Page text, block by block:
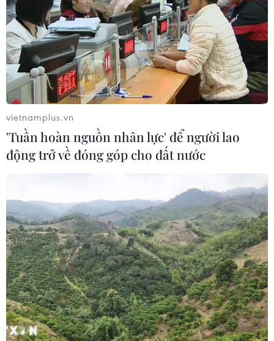
vietnamplus.vn
'Tuần hoàn nguồn nhân lực' để người lao
động trở về đóng góp cho đất nước